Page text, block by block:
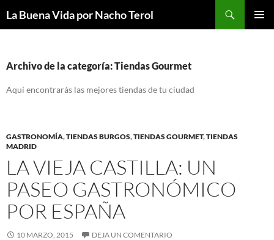
La Buena Vida por Nacho Terol
Archivo de la categoría: Tiendas Gourmet
Aquí encontrarás las mejores tiendas de tu ciudad
GASTRONOMÍA,TIENDAS BURGOS,TIENDAS GOURMET,TIENDAS
MADRID
LA VIEJA CASTILLA: UN
PASEO GASTRONÓMICO
POR ESPAÑA
10 MARZO, 2015 DEJA UN COMENTARIO